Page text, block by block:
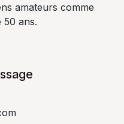
amateurs comme
50 ans.